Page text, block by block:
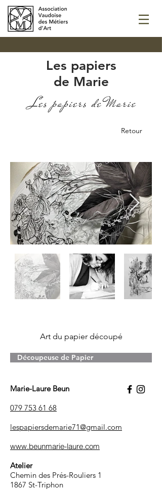
Les papiers
de Marie
Retour
Art du papier découpé
Découpeuse de Papier
Marie-Laure Beun
079 753 61 68
lespapiersdemarie71@gmail.com
www.beunmarie-laure.com
Atelier
Chemin des Prés-Rouliers 1
1867 St-Triphon